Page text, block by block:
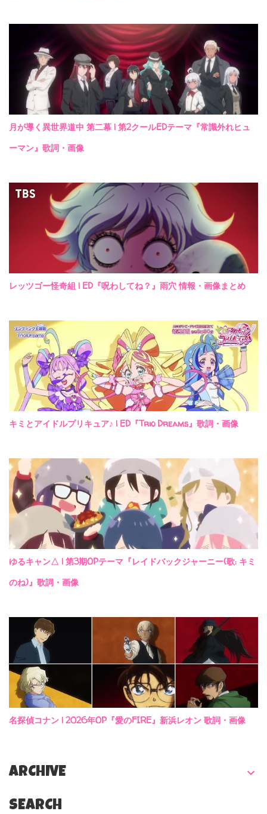
月が導く異世界道中 第二幕 | 第2クールEDテーマ『常識外れヒュ
ーマン』歌詞・画像
レッツゴー怪奇組 | ED『呪わしてね？』雨穴 情報・画像まとめ
キミとアイドルプリキュア♪ | ED『Trio Dreams』歌詞・画像
ゆるキャン△ | 第3期OPテーマ『レイドバックジャーニー(歌: キミ
のね)』歌詞・画像
名探偵コナン | 2026年OP『愛のFIRE』新浜レオン 歌詞・画像
ARCHIVE
SEARCH